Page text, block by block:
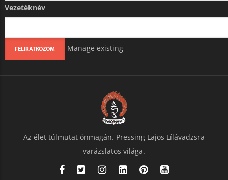
Vezetéknév
Manage existing
Az élet túlmutat önmagán. Pressing Lajos Lílávadzsra
varázslatos világa.